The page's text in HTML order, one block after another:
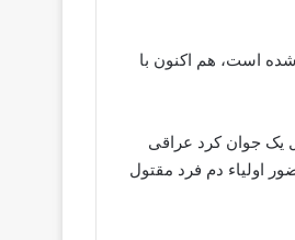
که از 2 سال پیش متهم به قتل شده است، هم اکنون با
یک جوان کرد عراقی
عدم حضور اولیاء دم فرد مقتول